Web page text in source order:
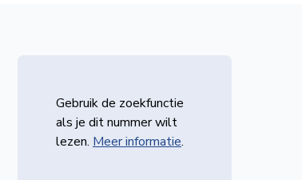
Gebruik de zoekfunctie
als je dit nummer wilt
lezen. Meer informatie.